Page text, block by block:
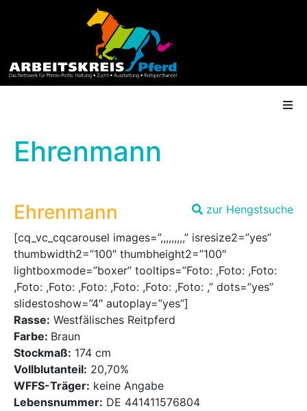
Termine
Shop
Gütesiegel
Mediathek
Kontakt
Partner
Ehrenmann
zur Hengstsuche
Ehrenmann
[cq_vc_cqcarousel images=”,,,,,,,,,” isresize2=”yes”
thumbwidth2=”100″ thumbheight2=”100″
lightboxmode=”boxer” tooltips=”Foto: ,Foto: ,Foto:
,Foto: ,Foto: ,Foto: ,Foto: ,Foto: ,Foto: ,” dots=”yes”
slidestoshow=”4″ autoplay=”yes”]
Rasse: Westfälisches Reitpferd
Farbe: Braun
Stockmaß: 174 cm
Vollblutanteil: 20,70%
WFFS-Träger: keine Angabe
Lebensnummer: DE 441411576804